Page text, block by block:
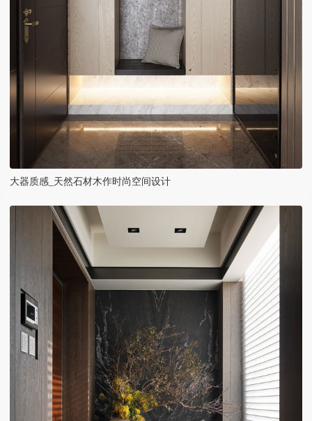
大器质感_天然石材木作时尚空间设计